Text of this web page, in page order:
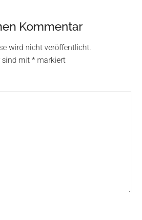
Kommentar
wird nicht veröffentlicht.
sind mit* markiert